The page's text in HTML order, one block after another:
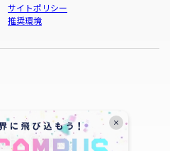
サイトポリシー
推奨環境